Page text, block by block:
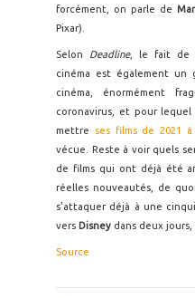
forcément, on parle de
Pixar).
Selon Deadline, le fait de
cinéma est également un
cinéma, énormément
coronavirus, et pour
mettre
ses films de 2021
vécue. Reste à voir quels
de films qui ont déjà été
réelles nouveautés, de
s'attaquer déjà à une
vers Disney dans deux
Source